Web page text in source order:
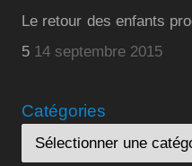
Le retour des enfants
5 14 septembre 2015
Catégories